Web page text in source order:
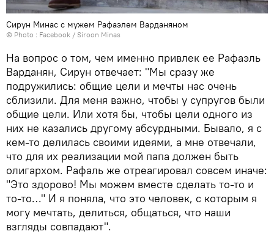
Сирун Минас с мужем Рафаэлем Варданяном
© Photo : Facebook / Siroon Minas
На вопрос о том, чем именно привлек ее Рафаэль
Варданян, Сирун отвечает: "Мы сразу же
подружились: общие цели и мечты нас очень
сблизили. Для меня важно, чтобы у супругов были
общие цели. Или хотя бы, чтобы цели одного из
них не казались другому абсурдными. Бывало, я с
кем-то делилась своими идеями, а мне отвечали,
что для их реализации мой папа должен быть
олигархом. Рафаль же отреагировал совсем иначе:
"Это здорово! Мы можем вместе сделать то-то и
то-то…" И я поняла, что это человек, с которым я
могу мечтать, делиться, общаться, что наши
взгляды совпадают".